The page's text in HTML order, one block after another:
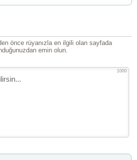
önce rüyanızla en ilgili olan sayfada
emin olun.
1000